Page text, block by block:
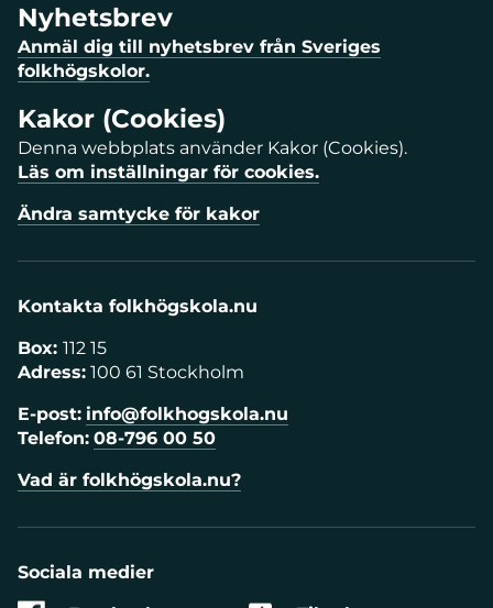
Nyhetsbrev
Anmäl dig till nyhetsbrev från Sveriges
folkhögskolor.
Kakor (Cookies)
Denna webbplats använder Kakor (Cookies).
Läs om inställningar för cookies.
Ändra samtycke för kakor
Kontakta folkhögskola.nu
Box: 112 15
Adress: 100 61 Stockholm
E-post: info@folkhogskola.nu
Telefon: 08-796 00 50
Vad är folkhögskola.nu?
Sociala medier